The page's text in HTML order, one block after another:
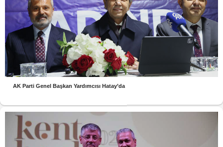
AK Parti Genel Başkan Yardımcısı Hatay’da